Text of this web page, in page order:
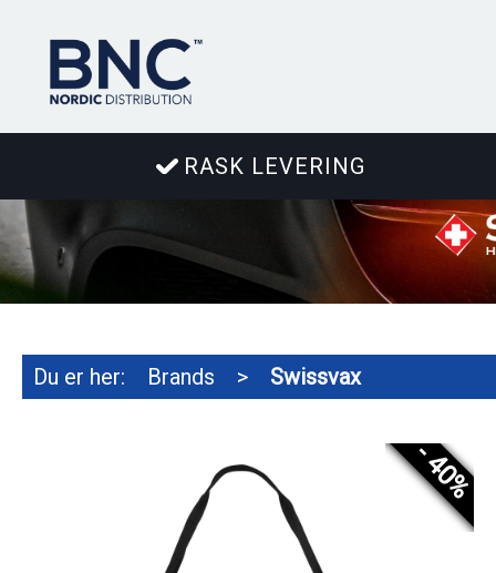
RASK LEVERING
Du er her: Brands > Swissvax
- 40%